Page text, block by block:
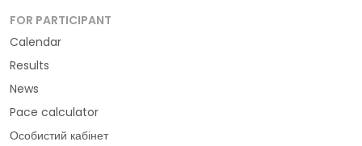
FOR PARTICIPANT
Calendar
Results
News
Pace calculator
Особистий кабінет